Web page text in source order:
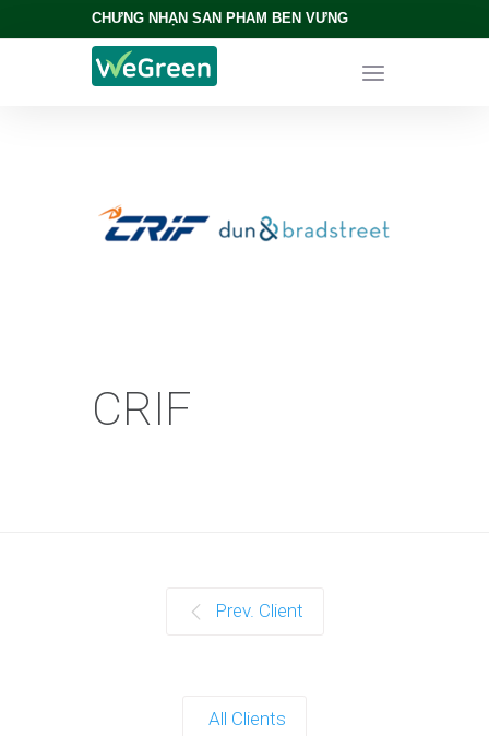
CHỨNG NHẬN SẢN PHẨM BỀN VỮNG
CRIF
Prev. Client
All Clients